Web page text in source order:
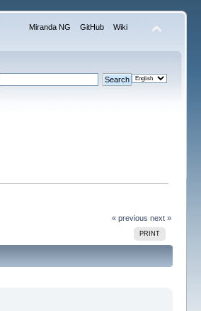
Miranda NG GitHub Wiki
« previous next »
PRINT